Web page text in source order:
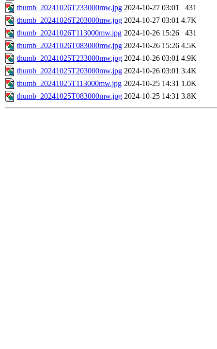
thumb_20241026T233000mw.jpg 2024-10-27 03:01
431
thumb_20241026T203000mw.jpg 2024-10-27 03:01 4.7K
thumb_20241026T113000mw.jpg 2024-10-26 15:26
431
thumb_20241026T083000mw.jpg 2024-10-26 15:26 4.5K
thumb_20241025T233000mw.jpg 2024-10-26 03:01 4.9K
thumb_20241025T203000mw.jpg 2024-10-26 03:01 3.4K
thumb_20241025T113000mw.jpg 2024-10-25 14:31 1.0K
thumb_20241025T083000mw.jpg 2024-10-25 14:31 3.8K